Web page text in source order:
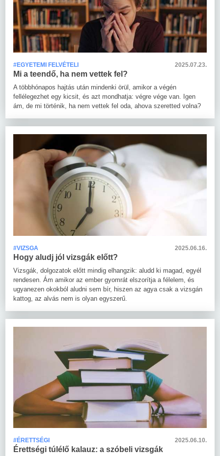
#EGYETEMI FELVÉTELI 2025.07.23.
Mi a teendő, ha nem vettek fel?
A többhónapos hajtás után mindenki örül, amikor a végén
fellélegezhet egy kicsit, és azt mondhatja: végre vége van. Igen
ám, de mi történik, ha nem vettek fel oda, ahova szeretted volna?
#VIZSGA 2025.06.16.
Hogy aludj jól vizsgák előtt?
Vizsgák, dolgozatok előtt mindig elhangzik: aludd ki magad, egyél
rendesen. Ám amikor az ember gyomrát elszorítja a félelem, és
ugyanezen okokból aludni sem bír, hiszen az agya csak a vizsgán
kattog, az alvás nem is olyan egyszerű.
#ÉRETTSÉGI 2025.06.10.
Érettségi túlélő kalauz: a szóbeli vizsgák